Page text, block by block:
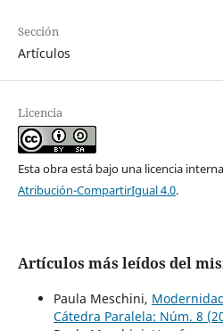
Sección
Artículos
Licencia
Esta obra está bajo una licencia
Atribución-CompartirIgual 4.0.
Artículos más leídos del
Paula Meschini,
Cátedra Paralela: Núm. 8